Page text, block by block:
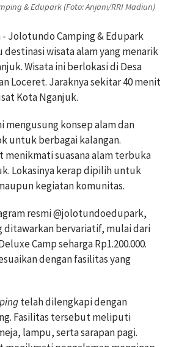
& Edupark (Foto: Anjani/RRI Madiun)
- Jolotundo Camping & Edupark
destinasi wisata alam yang menarik
Wisata ini berlokasi di Desa
Loceret. Jaraknya sekitar 40 menit
Kota Nganjuk.
mengusung konsep alam dan
untuk berbagai kalangan.
menikmati suasana alam terbuka
Lokasinya kerap dipilih untuk
kegiatan komunitas.
resmi @jolotundoedupark,
ditawarkan bervariatif, mulai dari
Camp seharga Rp1.200.000.
dengan fasilitas yang
telah dilengkapi dengan
Fasilitas tersebut meliputi
lampu, serta sarapan pagi.